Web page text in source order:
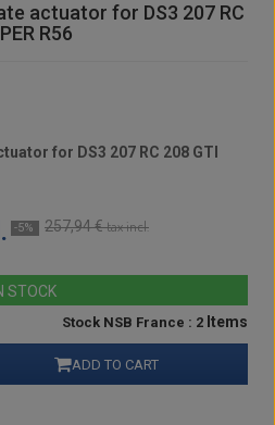
actuator for DS3 207 RC
R56
for DS3 207 RC 208 GTI
-5% 257,94 €tax incl.
STOCK
Stock NSB France : 2 Items
ADD TO CART